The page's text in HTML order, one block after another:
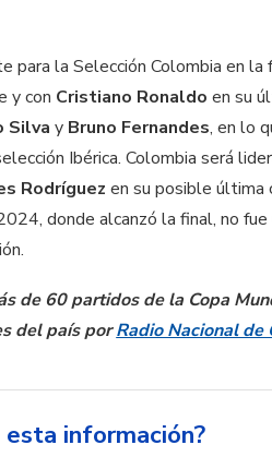
para la Selección Colombia en
y con Cristiano Ronaldo en su
Silva y Bruno Fernandes, en lo
Ibérica. Colombia será
Rodríguez en su posible última
donde alcanzó la final, no
de 60 partidos de la Copa
del país porRadio Nacional de
esta información?